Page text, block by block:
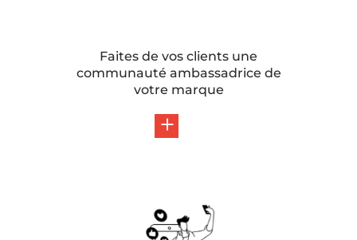
Faites de vos clients une
communauté ambassadrice de
votre marque